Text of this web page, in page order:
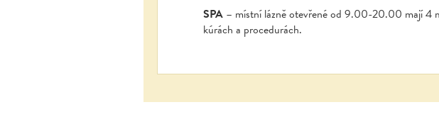
SPA – místní lázně otevřené od 9.00-20.00 mají 4
kúrách a procedurách.